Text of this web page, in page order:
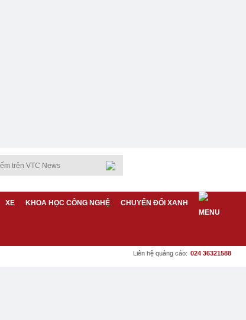
XE KHOA HỌC CÔNG NGHỆ CHUYỂN ĐỔI XANH
Liên hệ quảng cáo: 024 36321588